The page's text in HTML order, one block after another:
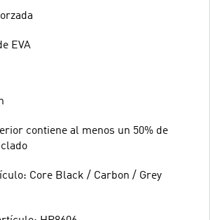
EVA
contiene al menos un 50% de
Core Black / Carbon / Grey